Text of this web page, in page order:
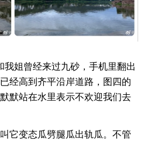
我姐曾经来过九砂，手机里翻出
经高到齐平沿岸道路，图四的
默站在水里表示不欢迎我们去
它变态瓜劈腿瓜出轨瓜。不管